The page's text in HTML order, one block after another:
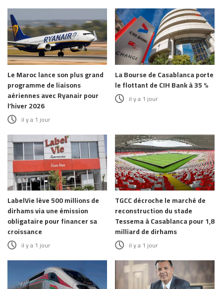
Le Maroc lance son plus grand
programme de liaisons
aériennes avec Ryanair pour
l’hiver 2026
il y a 1 jour
La Bourse de Casablanca porte
le flottant de CIH Bank à 35 %
il y a 1 jour
LabelVie lève 500 millions de
dirhams via une émission
obligataire pour financer sa
croissance
il y a 1 jour
TGCC décroche le marché de
reconstruction du stade
Tessema à Casablanca pour 1,8
milliard de dirhams
il y a 1 jour